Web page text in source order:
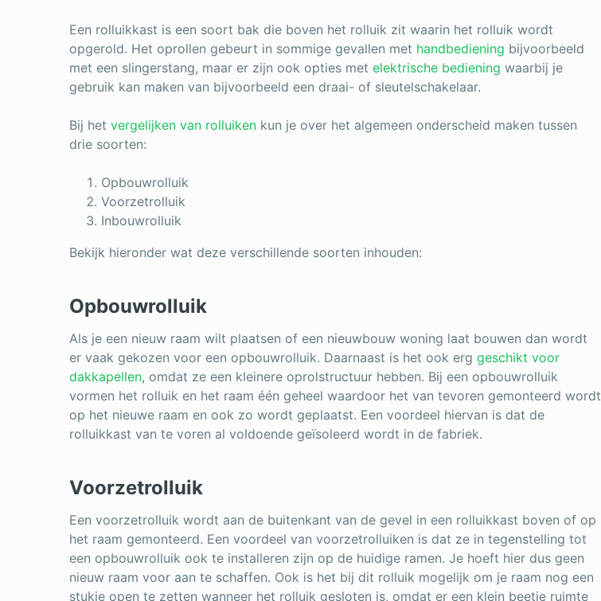
Een rolluikkast is een soort bak die boven het rolluik zit waarin het rolluik wordt
opgerold. Het oprollen gebeurt in sommige gevallen met handbediening bijvoorbeeld
met een slingerstang, maar er zijn ook opties met elektrische bediening waarbij je
gebruik kan maken van bijvoorbeeld een draai- of sleutelschakelaar.
Bij het vergelijken van rolluiken kun je over het algemeen onderscheid maken tussen
drie soorten:
Opbouwrolluik
Voorzetrolluik
Inbouwrolluik
Bekijk hieronder wat deze verschillende soorten inhouden:
Opbouwrolluik
Als je een nieuw raam wilt plaatsen of een nieuwbouw woning laat bouwen dan wordt
er vaak gekozen voor een opbouwrolluik. Daarnaast is het ook erg geschikt voor
dakkapellen, omdat ze een kleinere oprolstructuur hebben. Bij een opbouwrolluik
vormen het rolluik en het raam één geheel waardoor het van tevoren gemonteerd wordt
op het nieuwe raam en ook zo wordt geplaatst. Een voordeel hiervan is dat de
rolluikkast van te voren al voldoende geïsoleerd wordt in de fabriek.
Voorzetrolluik
Een voorzetrolluik wordt aan de buitenkant van de gevel in een rolluikkast boven of op
het raam gemonteerd. Een voordeel van voorzetrolluiken is dat ze in tegenstelling tot
een opbouwrolluik ook te installeren zijn op de huidige ramen. Je hoeft hier dus geen
nieuw raam voor aan te schaffen. Ook is het bij dit rolluik mogelijk om je raam nog een
stukje open te zetten wanneer het rolluik gesloten is, omdat er een klein beetje ruimte